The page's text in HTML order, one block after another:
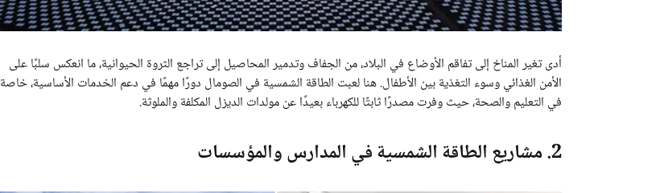
أدى تغير المناخ إلى تفاقم الأوضاع في البلاد، من الجفاف وتدمير المحاصيل إلى تراجع الثروة الحيوانية، ما انعكس سلبًا على
الأمن الغذائي وسوء التغذية بين الأطفال. هنا لعبت الطاقة الشمسية في الصومال دورًا مهمًا في دعم الخدمات الأساسية، خاصة
في التعليم والصحة، حيث وفرت مصدرًا ثابتًا للكهرباء بعيدًا عن مولدات الديزل المكلفة والملوثة.
2. مشاريع الطاقة الشمسية في المدارس والمؤسسات